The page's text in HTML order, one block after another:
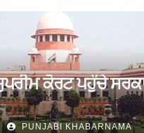
ਕੋਰਟ ਪਹੁੰਚੇ
PUNJABI KHABARNAMA